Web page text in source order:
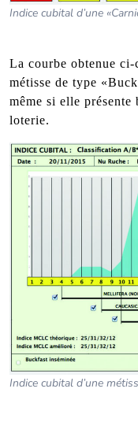
Indice cubital d’une
La courbe obtenue
métisse de type
même si elle présente
loterie.
Indice cubital d’une